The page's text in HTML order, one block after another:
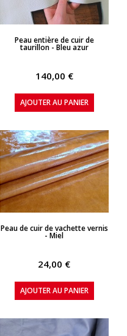
APERÇU RAPIDE
Peau entière de cuir de
taurillon - Bleu azur
140,00 €
AJOUTER AU PANIER
APERÇU RAPIDE
Peau de cuir de vachette vernis
- Miel
24,00 €
AJOUTER AU PANIER